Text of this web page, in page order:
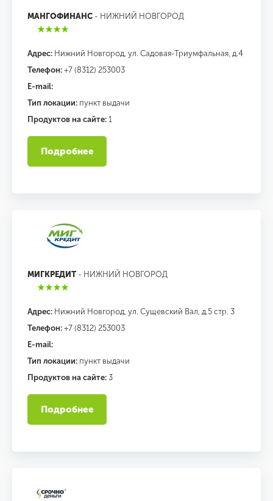
МАНГОФИНАНС - НИЖНИЙ НОВГОРОД
Адрес: Нижний Новгород, ул. Садовая-Триумфальная, д.4
Телефон: +7 (8312) 253003
E-mail:
Тип локации: пункт выдачи
Продуктов на сайте: 1
Подробнее
МИГКРЕДИТ - НИЖНИЙ НОВГОРОД
Адрес: Нижний Новгород, ул. Сущевский Вал, д.5 стр. 3
Телефон: +7 (8312) 253003
E-mail:
Тип локации: пункт выдачи
Продуктов на сайте: 3
Подробнее